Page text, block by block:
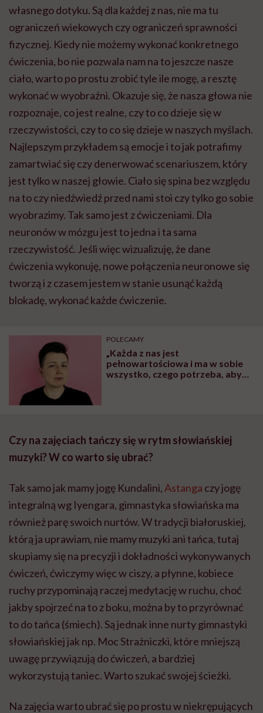
własnego dotyku. Są dla każdej z nas, nie ma tu
ograniczeń wiekowych czy ograniczeń sprawności
fizycznej. Kiedy nie możemy wykonać konkretnego
ćwiczenia, bo nie pozwala nam na to jeszcze nasze
ciało, warto po prostu zrobić tyle ile mogę, a resztę
wykonać w wyobraźni. Okazuje się, że nasza głowa nie
rozpoznaje, co jest realne, czy to co dzieje się w
rzeczywistości, czy to co się dzieje w naszych myślach.
Najlepszym przykładem są emocje i to jak potrafimy
zamartwiać się czy denerwować scenariuszem, który
jest tylko w naszej głowie. Ciało się spina bez względu
na to czy niedźwiedź przed nami stoi czy tylko go sobie
wyobrazimy. Tak samo jest z ćwiczeniami. Dla
neuronów w mózgu jest to jedna i ta sama
rzeczywistość. Jeśli więc wizualizuję, że dane
ćwiczenia wykonuję, nowe połączenia neuronowe się
tworzą i z czasem jestem w stanie usunąć każdą
blokadę, wykonać każde ćwiczenie.
POLECAMY
„Każda z nas jest
pełnowartościowa i ma w sobie
wszystko, czego potrzeba, aby
Czy na zajęciach tańczy się w rytm słowiańskiej
muzyki? W co warto się ubrać?
Tak samo jak mamy jogę Kundalini, Astanga czy jogę
integralną wg Iyengara, gimnastyka słowiańska ma
również parę swoich nurtów. W tradycji białoruskiej,
którą ja uprawiam, nie mamy muzyki ani tańca, tutaj
skupiamy się na precyzji i dokładności wykonywanych
ćwiczeń, ćwiczymy więc w ciszy, a płynne, kobiece
ruchy przypominają raczej medytację w ruchu, choć
jakby spojrzeć na to z boku, można by to przyrównać
to do tańca (śmiech). Są jednak inne nurty gimnastyki
słowiańskiej jak np. Moc Strażniczki, które mniejszą
uwagę przywiązują do ćwiczeń, a bardziej
wykorzystują taniec. Warto szukać swojej ścieżki.
Na zajęcia warto ubrać się po prostu w niekrępujących